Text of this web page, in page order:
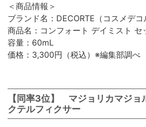
＜商品情報＞
ブランド名：DECORTE（コスメデコ
商品名：コンフォート デイミスト セ
容量：60mL
価格：3,300円（税込）※編集部調べ
【同率3位】 マジョリカマジ
クテルフィクサー